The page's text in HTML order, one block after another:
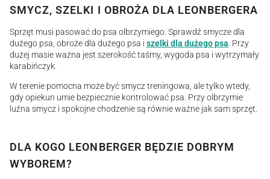
SMYCZ, SZELKI I OBROŻA DLA LEONBERGERA
Sprzęt musi pasować do psa olbrzymiego. Sprawdź smycze dla
dużego psa, obroże dla dużego psa i szelki dla dużego psa. Przy
dużej masie ważna jest szerokość taśmy, wygoda psa i wytrzymały
karabińczyk.
W terenie pomocna może być smycz treningowa, ale tylko wtedy,
gdy opiekun umie bezpiecznie kontrolować psa. Przy olbrzymie
luźna smycz i spokojne chodzenie są równie ważne jak sam sprzęt.
DLA KOGO LEONBERGER BĘDZIE DOBRYM
WYBOREM?